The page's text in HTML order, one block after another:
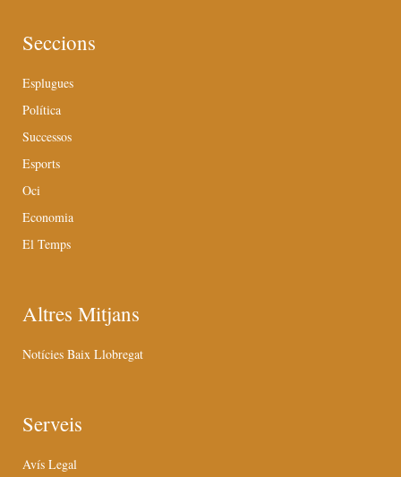
Seccions
Esplugues
Política
Successos
Esports
Oci
Economia
El Temps
Altres Mitjans
Notícies Baix Llobregat
Serveis
Avís Legal